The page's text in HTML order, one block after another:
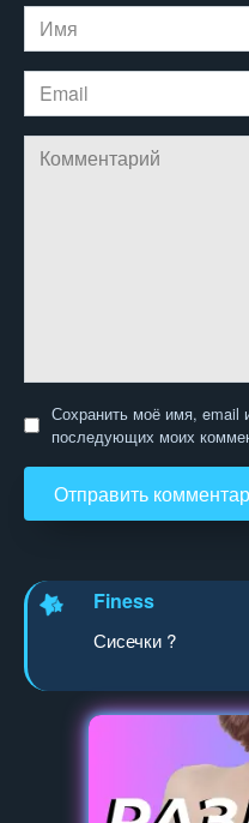
Имя
Email
Комментарий
Сохранить моё имя, email
последующих моих
Finess
Сисечки ?